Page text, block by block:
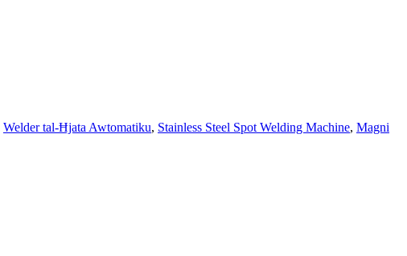
Welder tal-Ħjata Awtomatiku, Stainless Steel Spot Welding Machine, Magni